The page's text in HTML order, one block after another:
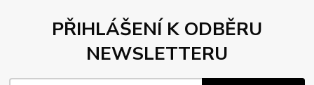
PŘIHLÁŠENÍ K ODBĚRU
NEWSLETTERU